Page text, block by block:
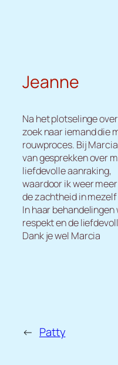
Jeanne
Na het plotselinge
zoek naar iemand die
rouwproces. Bij
van gesprekken over
liefdevolle aanraking,
waardoor ik weer
de zachtheid in
In haar
respekt en de
Dank je wel Marcia
← Patty